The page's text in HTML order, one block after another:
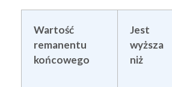
Wartość
remanentu
końcowego
Jest
wyższa
niż